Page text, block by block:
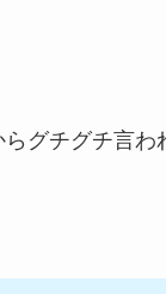
グチグチ言わ